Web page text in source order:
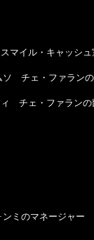
イル・キャッシュ
チェ・ファランの
ェ・ファランの
マネージャー